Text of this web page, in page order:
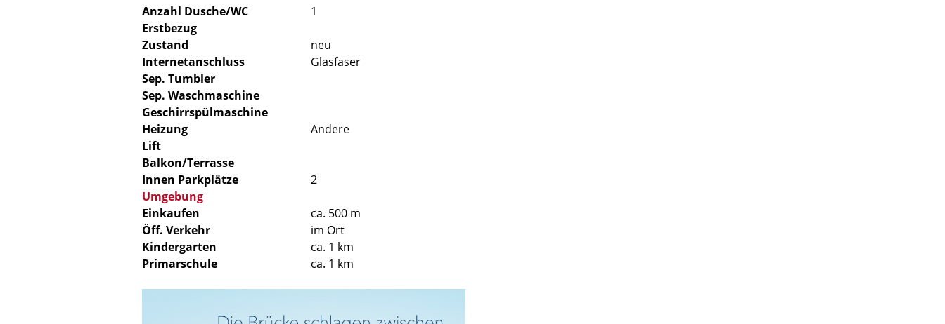
Anzahl Dusche/WC
1
Erstbezug
Zustand
neu
Internetanschluss
Glasfaser
Sep. Tumbler
Sep. Waschmaschine
Geschirrspülmaschine
Heizung
Andere
Lift
Balkon/Terrasse
Innen Parkplätze
2
Umgebung
Einkaufen
ca. 500 m
Öff. Verkehr
im Ort
Kindergarten
ca. 1 km
Primarschule
ca. 1 km